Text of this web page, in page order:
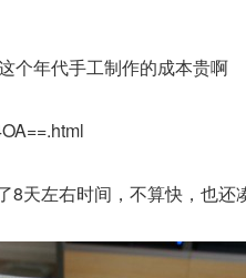
个年代手工制作的成本贵啊
天左右时间，不算快，也还